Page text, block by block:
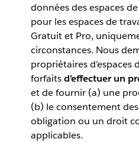
données des espaces
pour les espaces de
Gratuit et Pro,
circonstances. Nous
propriétaires d’espaces
forfaitsd’effectuer un
et de fournir (a) une
(b) le consentement
obligation ou un droit
applicables.